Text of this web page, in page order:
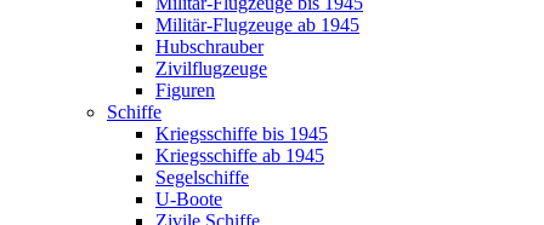
Militär-Flugzeuge ab 1945
Hubschrauber
Zivilflugzeuge
Figuren
Schiffe
Kriegsschiffe bis 1945
Kriegsschiffe ab 1945
Segelschiffe
U-Boote
Zivile Schiffe